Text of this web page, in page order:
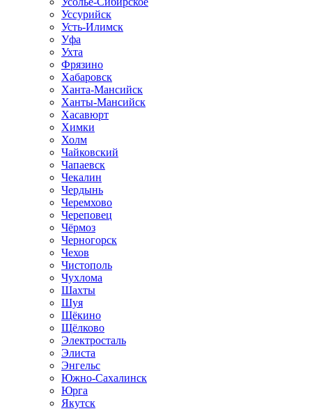
Уссурийск
Усть-Илимск
Уфа
Ухта
Фрязино
Хабаровск
Ханта-Мансийск
Ханты-Мансийск
Хасавюрт
Химки
Холм
Чайковский
Чапаевск
Чекалин
Чердынь
Черемхово
Череповец
Чёрмоз
Черногорск
Чехов
Чистополь
Чухлома
Шахты
Шуя
Щёкино
Щёлково
Электросталь
Элиста
Энгельс
Южно-Сахалинск
Юрга
Якутск